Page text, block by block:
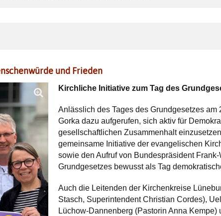
und Frieden
Kirchliche Initiative zum Tag des
Anlässlich des Tages des Grundgesetzes
Gorka dazu aufgerufen, sich aktiv für
gesellschaftlichen Zusammenhalt
gemeinsame Initiative der evangelischen
sowie den Aufruf von Bundespräsident
Grundgesetzes bewusst als Tag
Auch die Leitenden der Kirchenkreise
Stasch, Superintendent Christian Cordes),
Lüchow-Dannenberg (Pastorin Anna